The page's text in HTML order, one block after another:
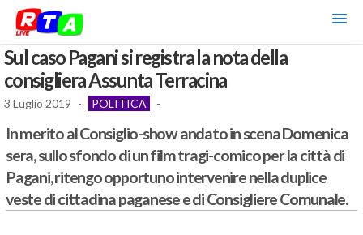
Sul caso Pagani si registra la nota della
consigliera Assunta Terracina
3 Luglio 2019 - POLITICA -
In merito al Consiglio-show andato in scena Domenica
sera, sullo sfondo di un film tragi-comico per la città di
Pagani, ritengo opportuno intervenire nella duplice
veste di cittadina paganese e di Consigliere Comunale.